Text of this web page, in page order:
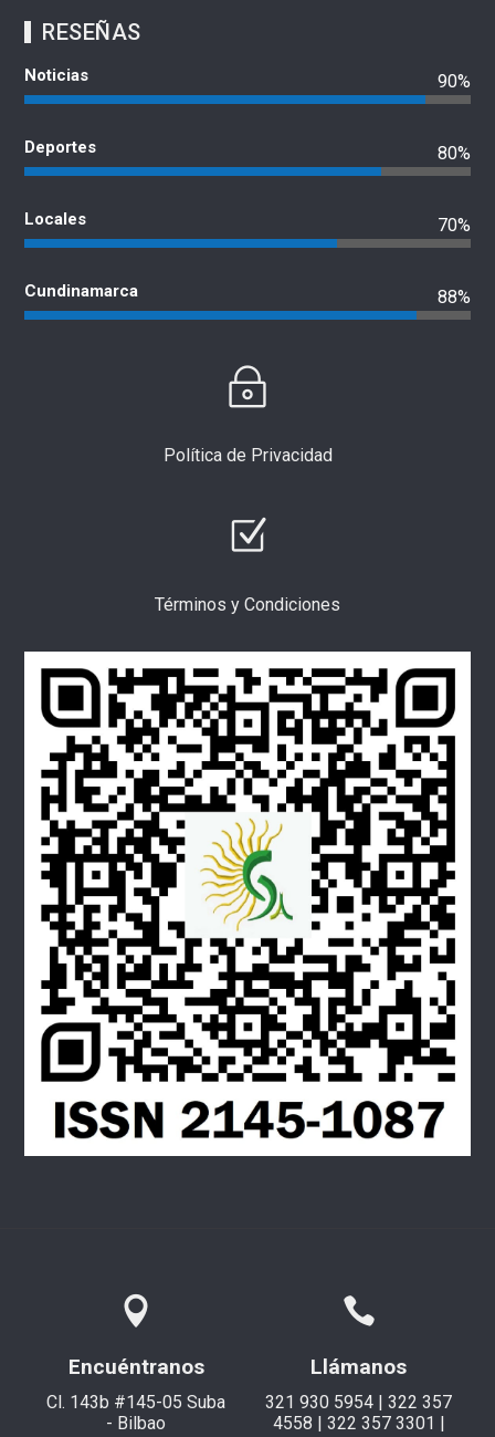
RESEÑAS
Noticias 90%
Deportes 80%
Locales 70%
Cundinamarca 88%
Política de Privacidad
Términos y Condiciones
Encuéntranos
Cl. 143b #145-05 Suba
- Bilbao
Llámanos
321 930 5954 | 322 357
4558 | 322 357 3301 |